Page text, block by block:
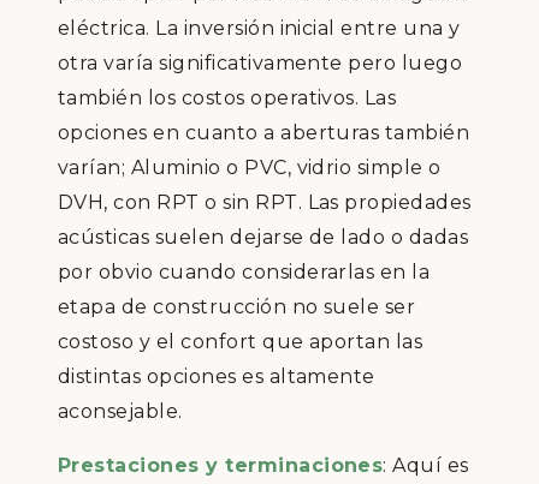
eléctrica. La inversión inicial entre una y
otra varía significativamente pero luego
también los costos operativos. Las
opciones en cuanto a aberturas también
varían; Aluminio o PVC, vidrio simple o
DVH, con RPT o sin RPT. Las propiedades
acústicas suelen dejarse de lado o dadas
por obvio cuando considerarlas en la
etapa de construcción no suele ser
costoso y el confort que aportan las
distintas opciones es altamente
aconsejable.
Prestaciones y terminaciones: Aquí es